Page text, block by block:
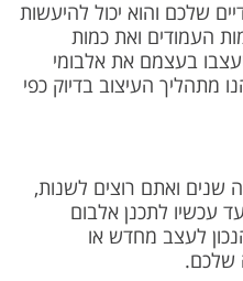
שלכם והוא יכול להיעשות
העמודים ואת כמות
בעצמם את אלבומי
מתהליך העיצוב בדיוק כפי
שנים ואתם רוצים לשנות,
עכשיו לתכנן אלבום
לעצב מחדש או
שלכם.